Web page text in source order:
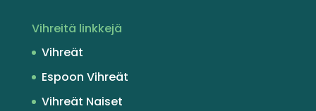
Vihreitä linkkejä
Vihreät
Espoon Vihreät
Vihreät Naiset